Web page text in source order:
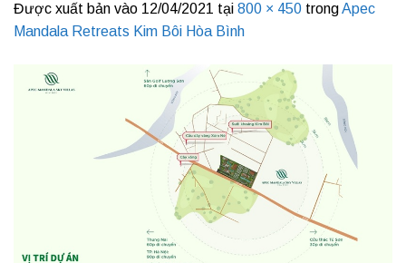
Được xuất bản vào 12/04/2021 tại 800 × 450 trongApec
Mandala Retreats Kim Bôi Hòa Bình